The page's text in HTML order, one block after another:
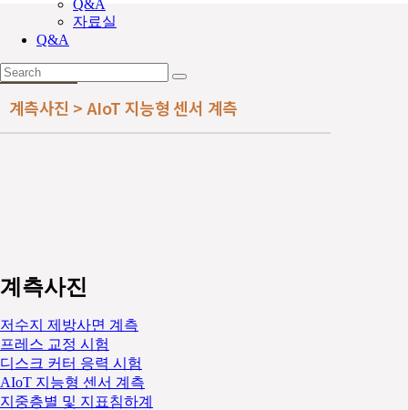
Q&A
자료실
Q&A
계측사진 > AIoT 지능형 센서 계측
계측사진
저수지 제방사면 계측
프레스 교정 시험
디스크 커터 응력 시험
AIoT 지능형 센서 계측
지중층별 및 지표침하계